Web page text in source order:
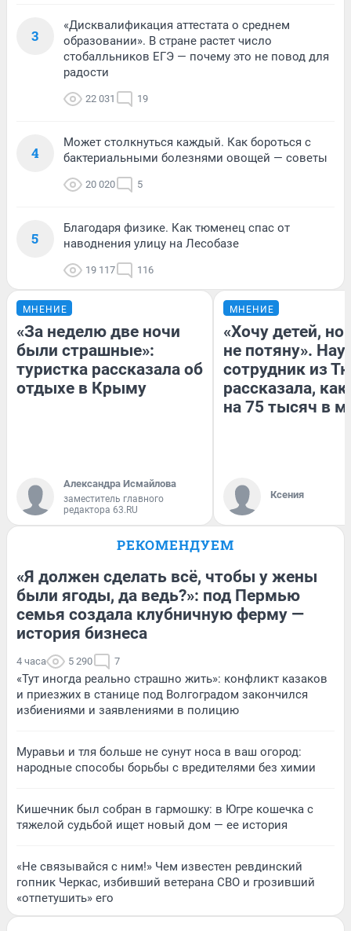
3
«Дисквалификация аттестата о среднем
образовании». В стране растет число
стобалльников ЕГЭ — почему это не повод для
радости
22 031 19
4
Может столкнуться каждый. Как бороться с
бактериальными болезнями овощей — советы
20 020 5
5
Благодаря физике. Как тюменец спас от
наводнения улицу на Лесобазе
19 117 116
МНЕНИЕ
«За неделю две ночи
были страшные»:
туристка рассказала об
отдыхе в Крыму
Александра Исмайлова
заместитель главного
редактора 63.RU
МНЕНИЕ
«Хочу детей,
не потяну».
сотрудник из
рассказала,
на 75 тысяч в
Ксения
РЕКОМЕНДУЕМ
«Я должен сделать всё, чтобы у жены
были ягоды, да ведь?»: под Пермью
семья создала клубничную ферму —
история бизнеса
4 часа 5 290 7
«Тут иногда реально страшно жить»: конфликт казаков
и приезжих в станице под Волгоградом закончился
избиениями и заявлениями в полицию
Муравьи и тля больше не сунут носа в ваш огород:
народные способы борьбы с вредителями без химии
Кишечник был собран в гармошку: в Югре кошечка с
тяжелой судьбой ищет новый дом — ее история
«Не связывайся с ним!» Чем известен ревдинский
гопник Черкас, избивший ветерана СВО и грозивший
«отпетушить» его